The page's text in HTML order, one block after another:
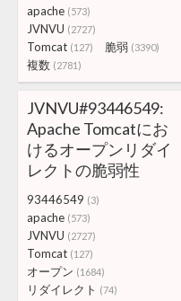
apache (573)
JVNVU (2727)
Tomcat (127) 脆弱 (3390)
複数 (2781)
JVNVU#93446549:
Apache Tomcatにお
けるオープンリダイ
レクトの脆弱性
93446549 (3)
apache (573)
JVNVU (2727)
Tomcat (127)
オープン (1684)
リダイレクト (74)